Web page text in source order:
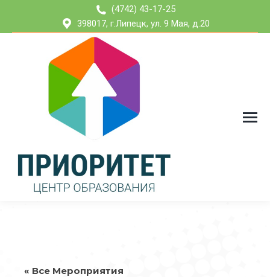
(4742) 43-17-25
398017, г.Липецк, ул. 9 Мая, д.20
« Все Мероприятия